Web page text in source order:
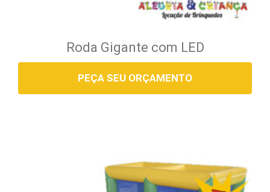
Roda Gigante com LED
PEÇA SEU ORÇAMENTO